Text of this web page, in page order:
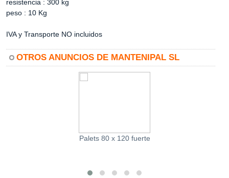
resistencia : 300 kg
peso : 10 Kg
IVA y Transporte NO incluidos
OTROS ANUNCIOS DE MANTENIPAL SL
Palets 80 x 120 fuerte